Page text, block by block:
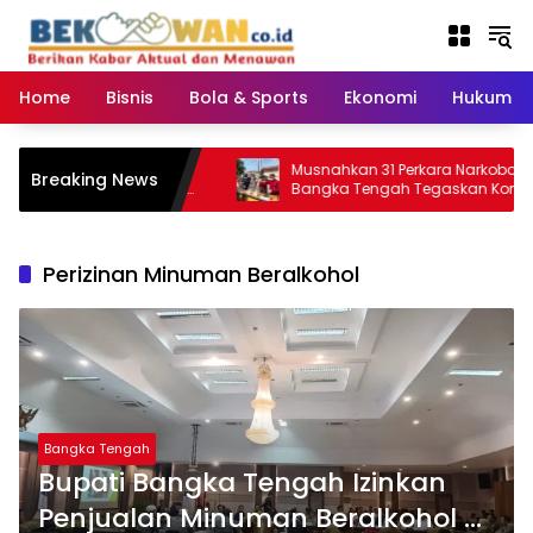
konten
Home
Bisnis Bola & Sports Ekonomi Hukum
Breaking News
Pelosok Desa:
APDESI Bangka
Babel
Musnahkan 31 Perkara Narkoba, Kejari
Bangka Tengah Tegaskan Komitmen
Berantas Kejahatan Hingga Tuntas
Perizinan Minuman Beralkohol
Bangka Tengah
Bupati Bangka Tengah Izinkan
Penjualan Minuman Beralkohol di